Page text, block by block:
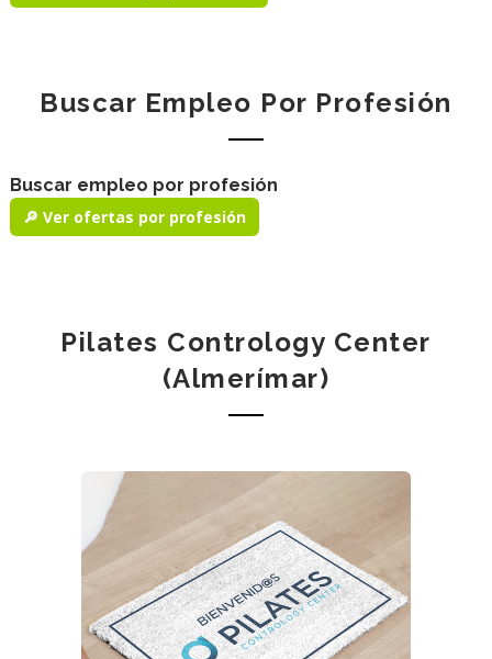
Buscar Empleo Por Profesión
Buscar empleo por profesión
🔎 Ver ofertas por profesión
Pilates Contrology Center
(Almerímar)